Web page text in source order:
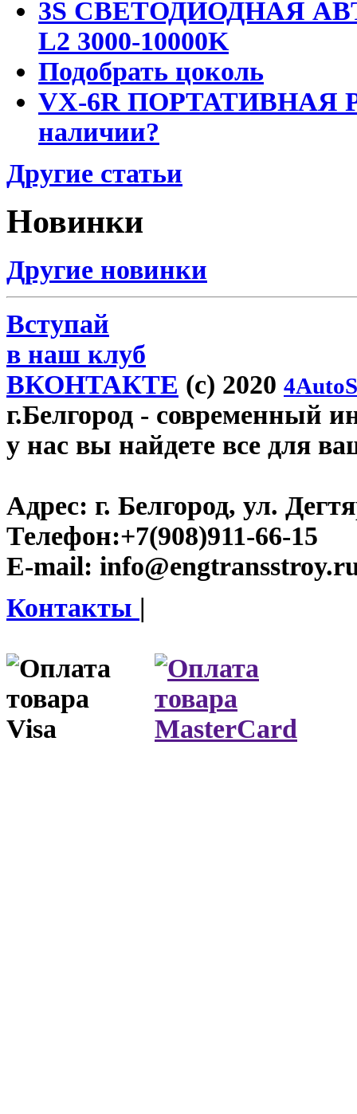
3S СВЕТОДИОДНАЯ
L2 3000-10000K
Подобрать цоколь
VX-6R ПОРТАТИВНАЯ
наличии?
Другие статьи
Новинки
Другие новинки
Вступай
в наш клуб
ВКОНТАКТЕ (c) 2020
г.Белгород - современный
у нас вы найдете все для
Адрес: г. Белгород, ул.
Телефон:+7(908)911-66-15
E-mail:
Контакты |